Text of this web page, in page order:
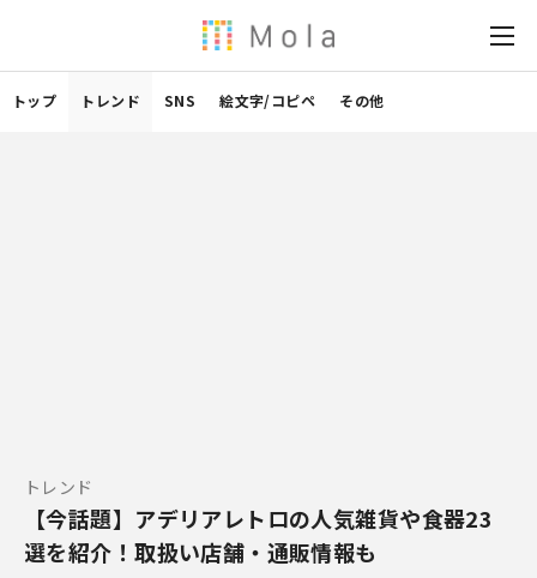
トップ トレンド SNS 絵文字/コピペ その他
トレンド
【今話題】アデリアレトロの人気雑貨や食器23
選を紹介！取扱い店舗・通販情報も